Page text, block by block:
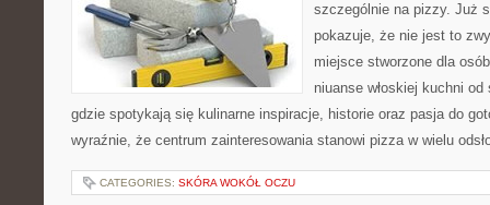
szczególnie na pizzy. Już
pokazuje, że nie jest to
miejsce stworzone dla
niuanse włoskiej kuchni
gdzie spotykają się kulinarne inspiracje, historie oraz pasja do
wyraźnie, że centrum zainteresowania stanowi pizza w wielu
CATEGORIES: SKÓRA WOKÓŁ OCZU